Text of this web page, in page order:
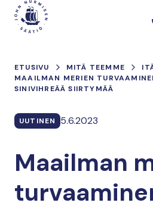
Hyppää
sisältöön
Päävalikko
ETUSIVU MITÄ TEEMME
MAAILMAN MERIEN
SINIVIHREÄÄ SIIRTYMÄÄ
UUTINEN 5.6.2023
Maailman